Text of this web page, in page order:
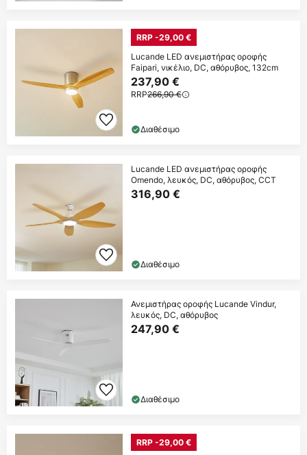
RRP -29,00 €
Lucande LED ανεμιστήρας οροφής
Faipari, νικέλιο, DC, αθόρυβος, 132cm
237,90 €
RRP266,90 €
Διαθέσιμο
Lucande LED ανεμιστήρας οροφής
Omendo, λευκός, DC, αθόρυβος, CCT
316,90 €
Διαθέσιμο
Ανεμιστήρας οροφής Lucande Vindur,
λευκός, DC, αθόρυβος
247,90 €
Διαθέσιμο
RRP -29,00 €